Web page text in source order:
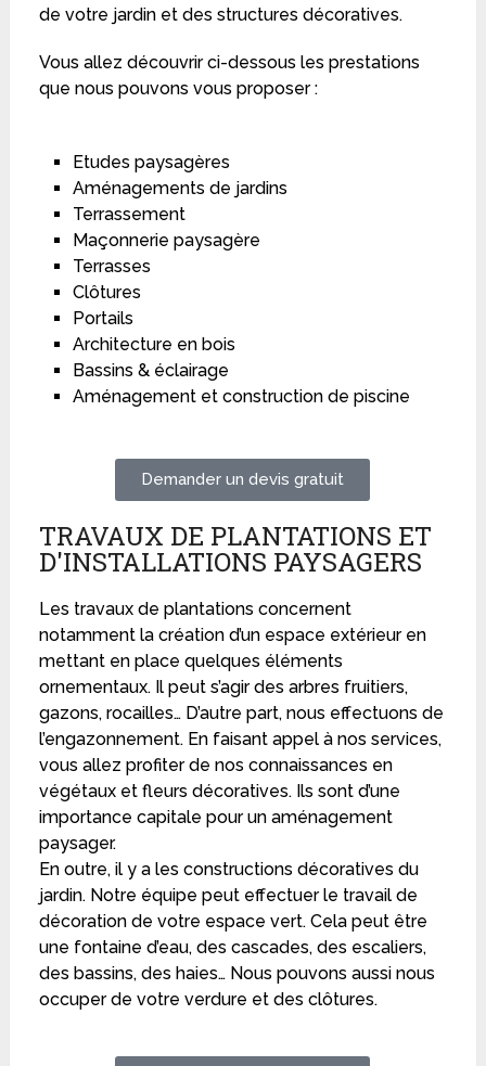
de votre jardin et des structures décoratives.
Vous allez découvrir ci-dessous les prestations
que nous pouvons vous proposer :
Etudes paysagères
Aménagements de jardins
Terrassement
Maçonnerie paysagère
Terrasses
Clôtures
Portails
Architecture en bois
Bassins & éclairage
Aménagement et construction de piscine
Demander un devis gratuit
TRAVAUX DE PLANTATIONS ET
D'INSTALLATIONS PAYSAGERS
Les travaux de plantations concernent
notamment la création d’un espace extérieur en
mettant en place quelques éléments
ornementaux. Il peut s’agir des arbres fruitiers,
gazons, rocailles… D’autre part, nous effectuons de
l’engazonnement. En faisant appel à nos services,
vous allez profiter de nos connaissances en
végétaux et fleurs décoratives. Ils sont d’une
importance capitale pour un aménagement
paysager.
En outre, il y a les constructions décoratives du
jardin. Notre équipe peut effectuer le travail de
décoration de votre espace vert. Cela peut être
une fontaine d’eau, des cascades, des escaliers,
des bassins, des haies… Nous pouvons aussi nous
occuper de votre verdure et des clôtures.